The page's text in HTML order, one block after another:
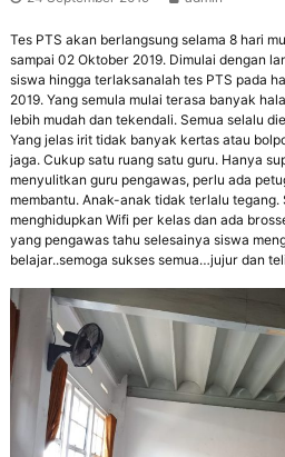
Tes PTS akan berlangsung selama 8 hari
sampai 02 Oktober 2019. Dimulai dengan
siswa hingga terlaksanalah tes PTS pada
2019. Yang semula mulai terasa banyak
lebih mudah dan tekendali. Semua selalu
Yang jelas irit tidak banyak kertas atau
jaga. Cukup satu ruang satu guru. Hanya
menyulitkan guru pengawas, perlu ada
membantu. Anak-anak tidak terlalu tegang.
menghidupkan Wifi per kelas dan ada
yang pengawas tahu selesainya siswa
belajar..semoga sukses semua…jujur dan